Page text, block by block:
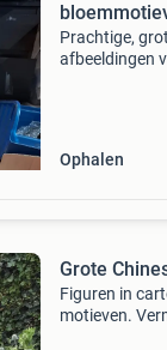
Prachtige,
afbeeldingen
Ophalen
Grote
Figuren in
motieven.